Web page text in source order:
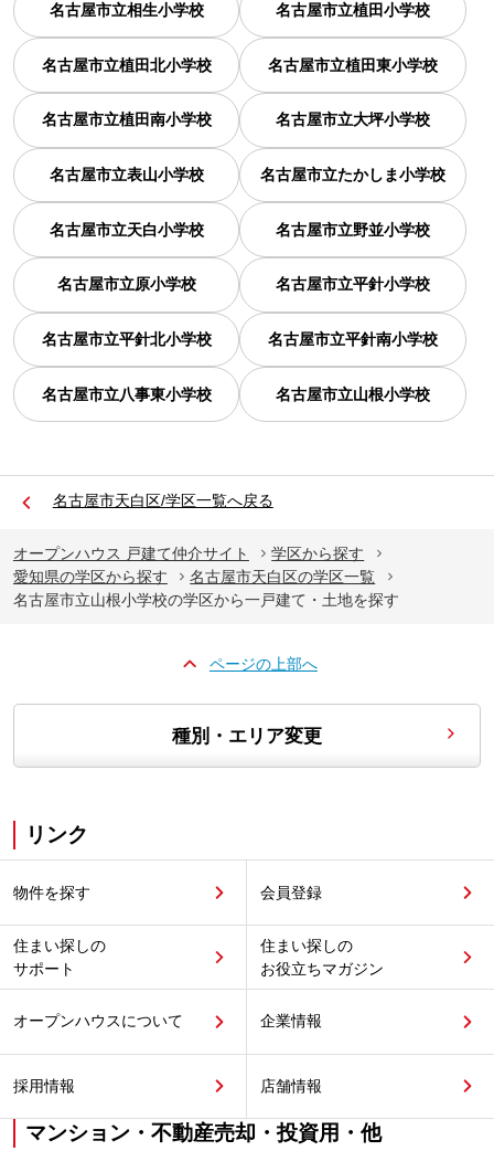
名古屋市立相生小学校 名古屋市立植田小学校
名古屋市立植田北小学校 名古屋市立植田東小学校
名古屋市立植田南小学校 名古屋市立大坪小学校
名古屋市立表山小学校 名古屋市立たかしま小学校
名古屋市立天白小学校 名古屋市立野並小学校
名古屋市立原小学校 名古屋市立平針小学校
名古屋市立平針北小学校 名古屋市立平針南小学校
名古屋市立八事東小学校 名古屋市立山根小学校
名古屋市天白区/学区一覧へ戻る
オープンハウス 戸建て仲介サイト
学区から探す
愛知県の学区から探す
名古屋市天白区の学区一覧
名古屋市立山根小学校の学区から一戸建て・土地を探す
ページの上部へ
種別・エリア変更
リンク
物件を探す 会員登録
住まい探しの
サポート
住まい探しの
お役立ちマガジン
オープンハウスについて 企業情報
採用情報 店舗情報
マンション・不動産売却・投資用・他